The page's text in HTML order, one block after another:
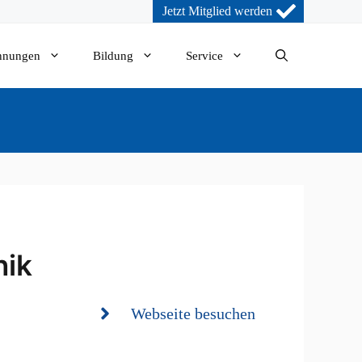
Jetzt Mitglied werden
Bildung Service
Webseite besuchen